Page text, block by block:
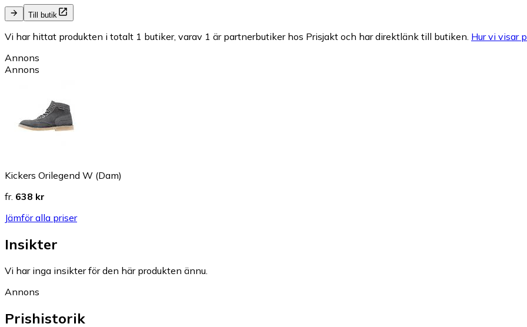
Till butik
Vi har hittat produkten i totalt 1 butiker, varav 1 är partnerbutiker hos Prisjakt och har direktlänk till butiken. Hur vi visar
Annons
Annons
Kickers Orilegend W (Dam)
fr. 638 kr
Jämför alla priser
Insikter
Vi har inga insikter för den här produkten ännu.
Annons
Prishistorik